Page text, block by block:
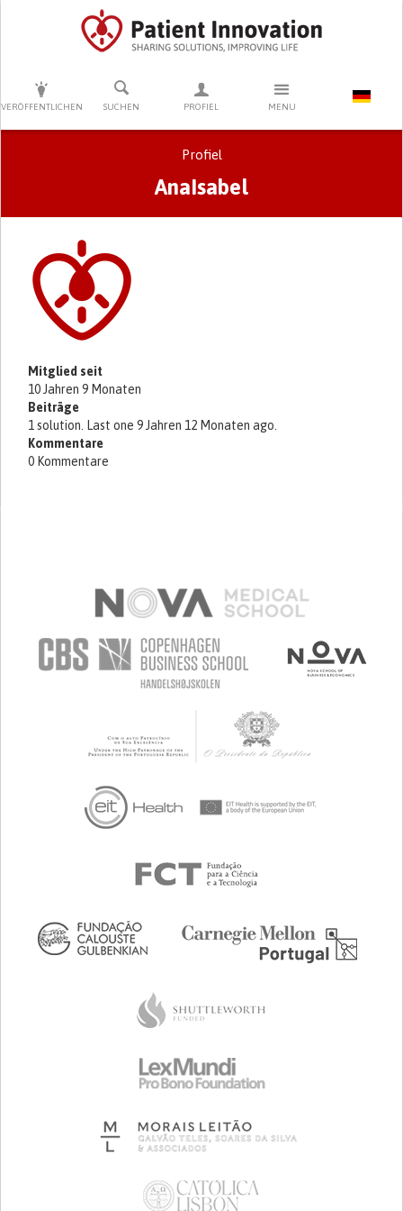
VERÖFFENTLICHEN SUCHEN PROFIEL MENU
DRÜCKEN SIE AUF ENTER UM DIE SUCHE ZU STARTEN
Profiel
AnaIsabel
Primary tabs
Mitglied seit
10 Jahren 9 Monaten
Beiträge
1 solution. Last one 9 Jahren 12 Monaten ago.
Kommentare
0 Kommentare